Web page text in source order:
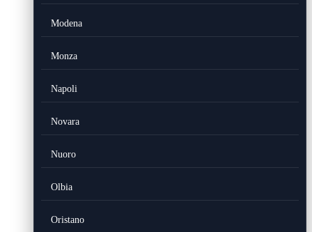
Modena
Monza
Napoli
Novara
Nuoro
Olbia
Oristano